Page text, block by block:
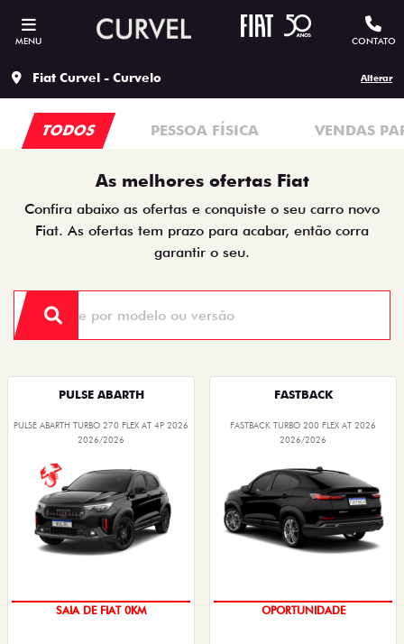
MENU CONTATO
Fiat Curvel - Curvelo Alterar
TODOS PESSOA FÍSICA VENDAS
As melhores ofertas Fiat
Confira abaixo as ofertas e conquiste o seu carro novo
Fiat. As ofertas tem prazo para acabar, então corra
garantir o seu.
PULSE ABARTH
PULSE ABARTH TURBO 270 FLEX AT 4P 2026
2026/2026
SAIA DE FIAT 0KM
FASTBACK
FASTBACK TURBO 200 FLEX AT 2026
2026/2026
OPORTUNIDADE